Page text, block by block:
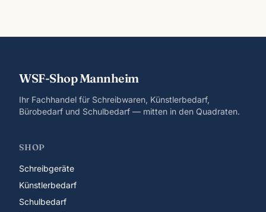
WSF-Shop Mannheim
Ihr Fachhandel für Schreibwaren, Künstlerbedarf,
Bürobedarf und Schulbedarf — mitten in den Quadraten.
SHOP
Schreibgeräte
Künstlerbedarf
Schulbedarf